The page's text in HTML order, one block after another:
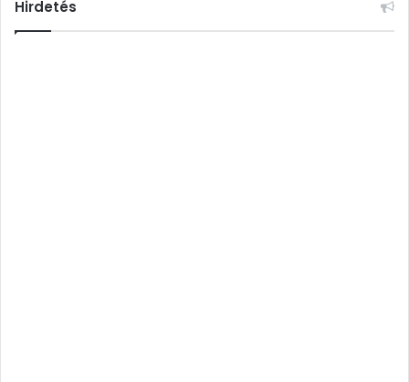
Hirdetés